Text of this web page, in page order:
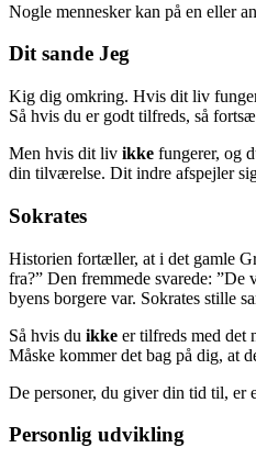
Nogle mennesker kan på en eller
Dit sande Jeg
Kig dig omkring. Hvis dit liv
Så hvis du er godt tilfreds, så
Men hvis dit liv ikke fungerer, og
din tilværelse. Dit indre afspejler
Sokrates
Historien fortæller, at i det gamle
fra?” Den fremmede svarede: ”De
byens borgere var. Sokrates stille
Så hvis du ikke er tilfreds med det
Måske kommer det bag på dig, at
De personer, du giver din tid til,
Personlig udvikling